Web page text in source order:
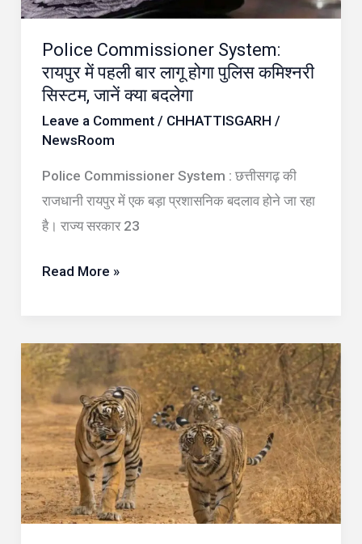
Police Commissioner System:
रायपुर में पहली बार लागू होगा पुलिस कमिश्नरी
सिस्टम, जानें क्या बदलेगा
Leave a Comment / CHHATTISGARH /
NewsRoom
Police Commissioner System : छत्तीसगढ़ की
राजधानी रायपुर में एक बड़ा प्रशासनिक बदलाव होने जा रहा
है। राज्य सरकार 23
होगा
पुलिस
कमिश्नरी
सिस्टम,
जानें
क्या
बदलेगा
Read More »
MP
News:
टाइगर
स्टेट
में
54
बाघों